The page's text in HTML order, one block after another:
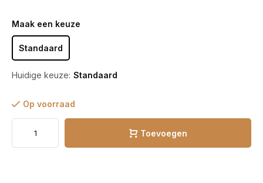
Maak een keuze
Standaard
Huidige keuze: Standaard
Op voorraad
Toevoegen